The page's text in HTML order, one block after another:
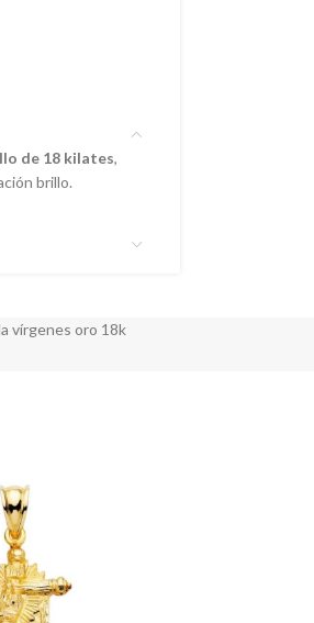
de 18 kilates,
brillo.
vírgenes oro 18k